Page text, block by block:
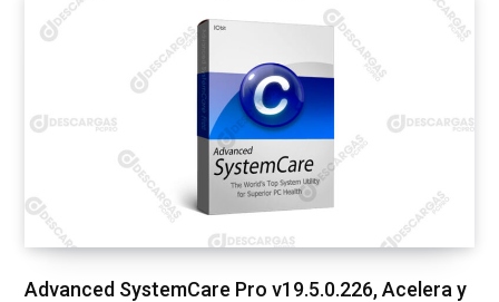
Advanced SystemCare Pro v19.5.0.226, Acelera y